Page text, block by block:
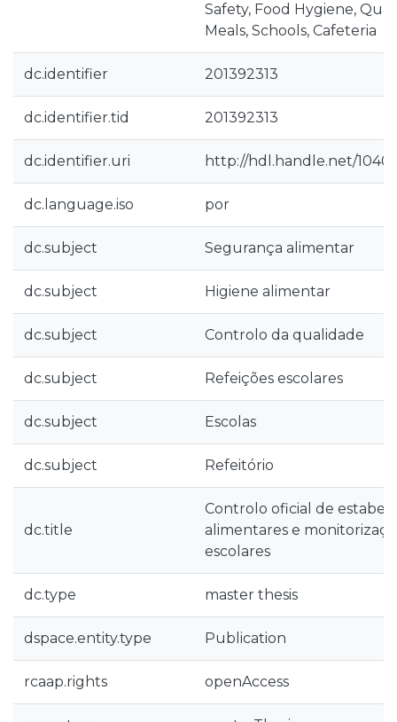
Safety, Food Hygiene,
Meals, Schools, Cafeteria
dc.identifier 201392313
dc.identifier.tid 201392313
dc.identifier.uri http://hdl.handle.net/
dc.language.iso por
dc.subject Segurança alimentar
dc.subject Higiene alimentar
dc.subject Controlo da qualidade
dc.subject Refeições escolares
dc.subject Escolas
dc.subject Refeitório
dc.title
Controlo oficial de
alimentares e
escolares
dc.type master thesis
dspace.entity.type Publication
rcaap.rights openAccess